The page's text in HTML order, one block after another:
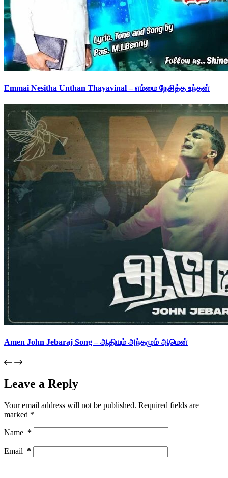
Emmai Nesitha Unthan Thayavinal – எம்மை நேசித்த உந்தன்
Amen John Jebaraj Song – ஆதியும் அந்தமும் ஆமென்
Leave a Reply
Your email address will not be published. Required fields are
marked *
Name *
Email *